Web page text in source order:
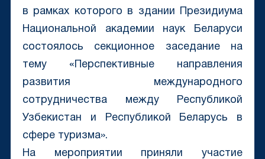
в рамках которого в здании Президиума
Национальной академии наук Беларуси
состоялось секционное заседание на
тему «Перспективные направления
развития международного
сотрудничества между Республикой
Узбекистан и Республикой Беларусь в
сфере туризма».
На мероприятии приняли участие